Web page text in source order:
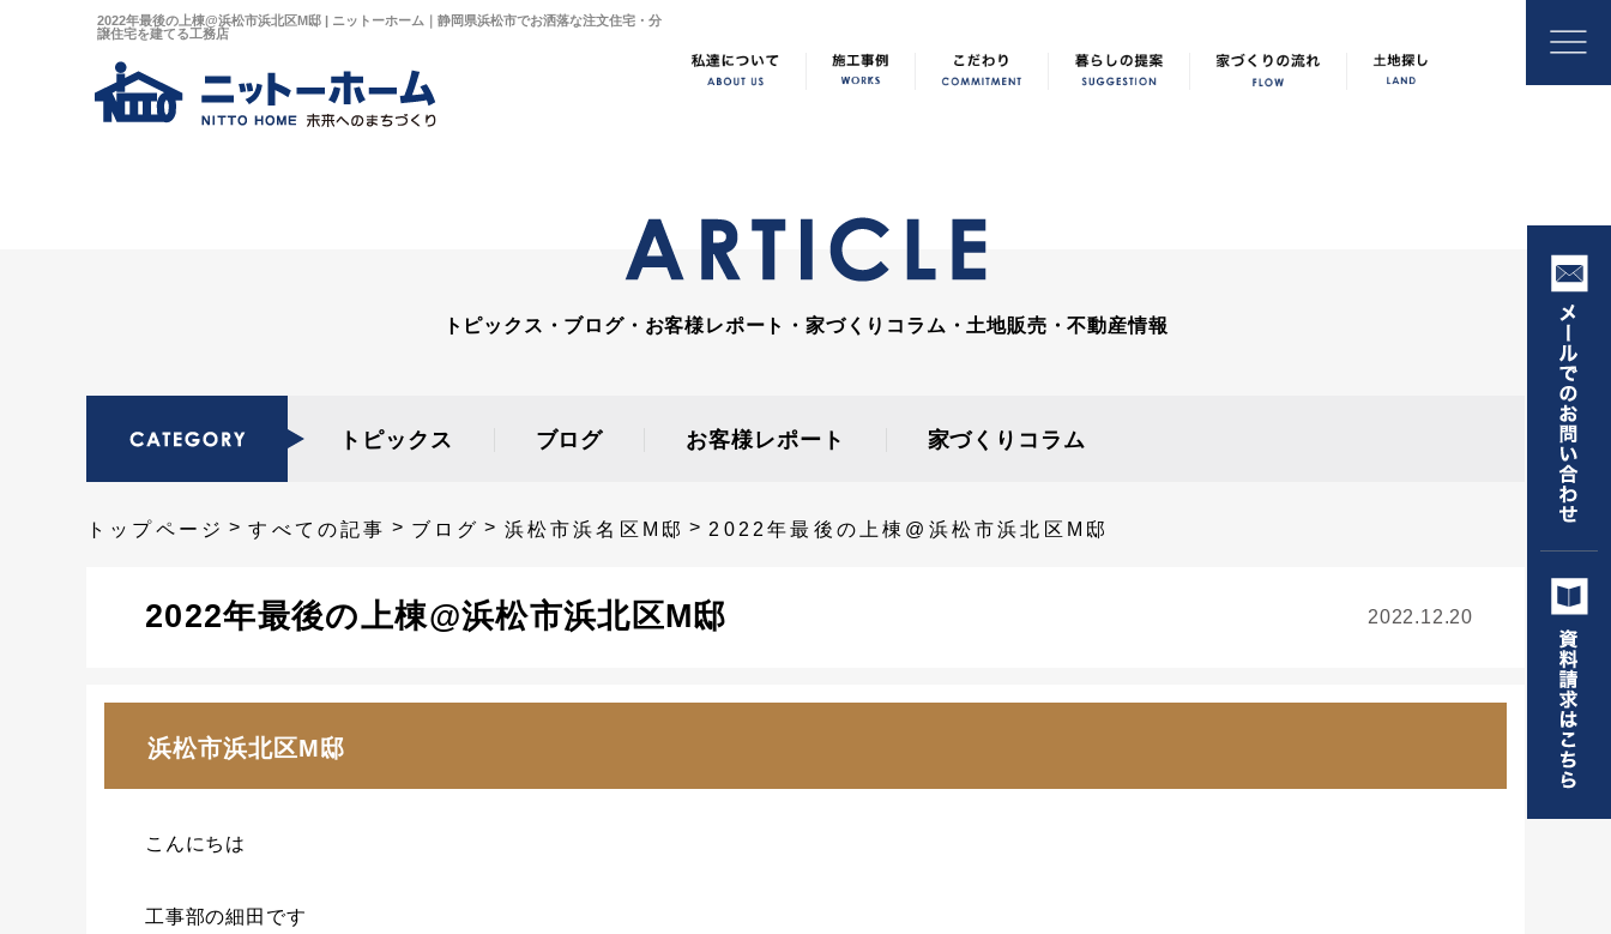
2022年最後の上棟@浜松市浜北区M邸 | ニットーホーム｜静岡県浜松市でお洒落な注文住宅・分
譲住宅を建てる工務店
トピックス・ブログ・お客様レポート・家づくりコラム・土地販売・不動産情報
トピックス ブログ お客様レポート 家づくりコラム
トップページ すべての記事 ブログ 浜松市浜名区M邸 2022年最後の上棟@浜松市浜北区M邸
2022年最後の上棟@浜松市浜北区M邸 2022.12.20
浜松市浜北区M邸
こんにちは
工事部の細田です